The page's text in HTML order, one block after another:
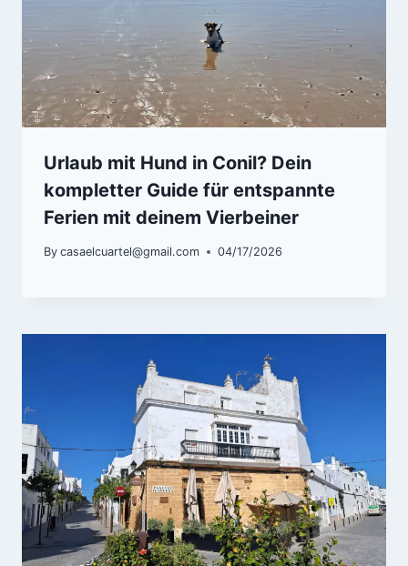
Urlaub mit Hund in Conil? Dein
kompletter Guide für entspannte
Ferien mit deinem Vierbeiner
By casaelcuartel@gmail.com 04/17/2026